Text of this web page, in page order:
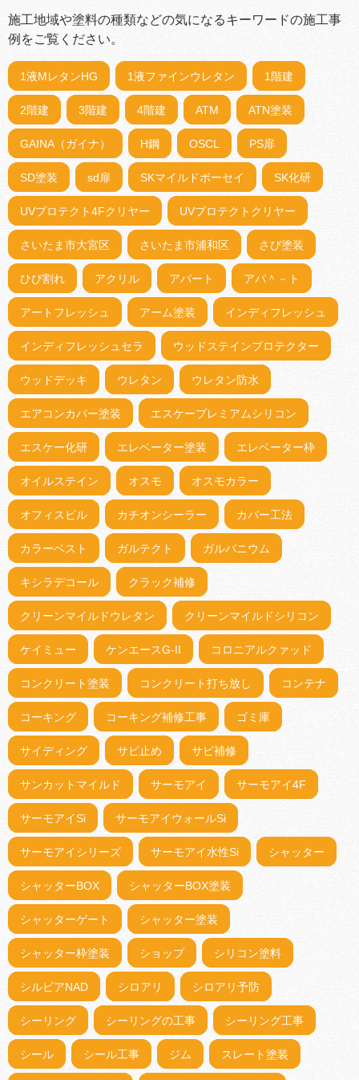
施工地域や塗料の種類などの気になるキーワードの施工事
例をご覧ください。
1液MレタンHG 1液ファインウレタン 1階建
2階建 3階建 4階建 ATM ATN塗装
GAINA（ガイナ） H鋼 OSCL PS扉
SD塗装 sd扉 SKマイルドボーセイ SK化研
UVプロテクト4Fクリヤー UVプロテクトクリヤー
さいたま市大宮区 さいたま市浦和区 さび塗装
ひび割れ アクリル アパート アパ＾－ト
アートフレッシュ アーム塗装 インディフレッシュ
インディフレッシュセラ ウッドステインプロテクター
ウッドデッキ ウレタン ウレタン防水
エアコンカバー塗装 エスケープレミアムシリコン
エスケー化研 エレベーター塗装 エレベーター枠
オイルステイン オスモ オスモカラー
オフィスビル カチオンシーラー カバー工法
カラーベスト ガルテクト ガルバニウム
キシラデコール クラック補修
クリーンマイルドウレタン クリーンマイルドシリコン
ケイミュー ケンエースG-II コロニアルクァッド
コンクリート塗装 コンクリート打ち放し コンテナ
コーキング コーキング補修工事 ゴミ庫
サイディング サビ止め サビ補修
サンカットマイルド サーモアイ サーモアイ4F
サーモアイSi サーモアイウォールSi
サーモアイシリーズ サーモアイ水性Si シャッター
シャッターBOX シャッターBOX塗装
シャッターゲート シャッター塗装
シャッター枠塗装 ショップ シリコン塗料
シルビアNAD シロアリ シロアリ予防
シーリング シーリングの工事 シーリング工事
シール シール工事 ジム スレート塗装